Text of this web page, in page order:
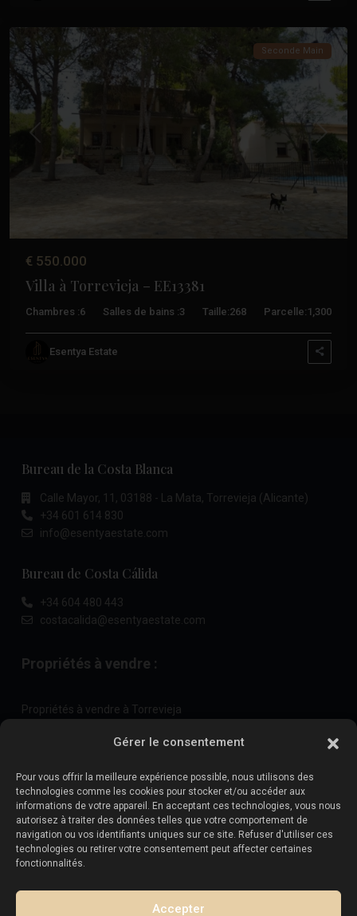
Gérer le consentement
Pour vous offrir la meilleure expérience possible, nous utilisons des
technologies comme les cookies pour stocker et/ou accéder aux
informations de votre appareil. En acceptant ces technologies, vous nous
autorisez à traiter des données telles que votre comportement de
navigation ou vos identifiants uniques sur ce site. Refuser d'utiliser ces
technologies ou retirer votre consentement peut affecter certaines
fonctionnalités.
Accepter
Précédent Suivant
Seconde Main
€ 550.000
Villa à Torrevieja – EE13381
Chambres :6 Salles de bains :3 Taille:268 Parcelle: 1,300
Esentya Estate
Bureau de la Costa Blanca
Calle Mayor, 11, 03188 - La Mata, Torrevieja (Alicante)
+34 601 614 830
info@esentyaestate.com
Bureau de Costa Cálida
+34 604 480 443
costacalida@esentyaestate.com
Propriétés à vendre :
Propriétés à vendre à Torrevieja
Vendez votre propriété:
Vendre une propriété à La Mata